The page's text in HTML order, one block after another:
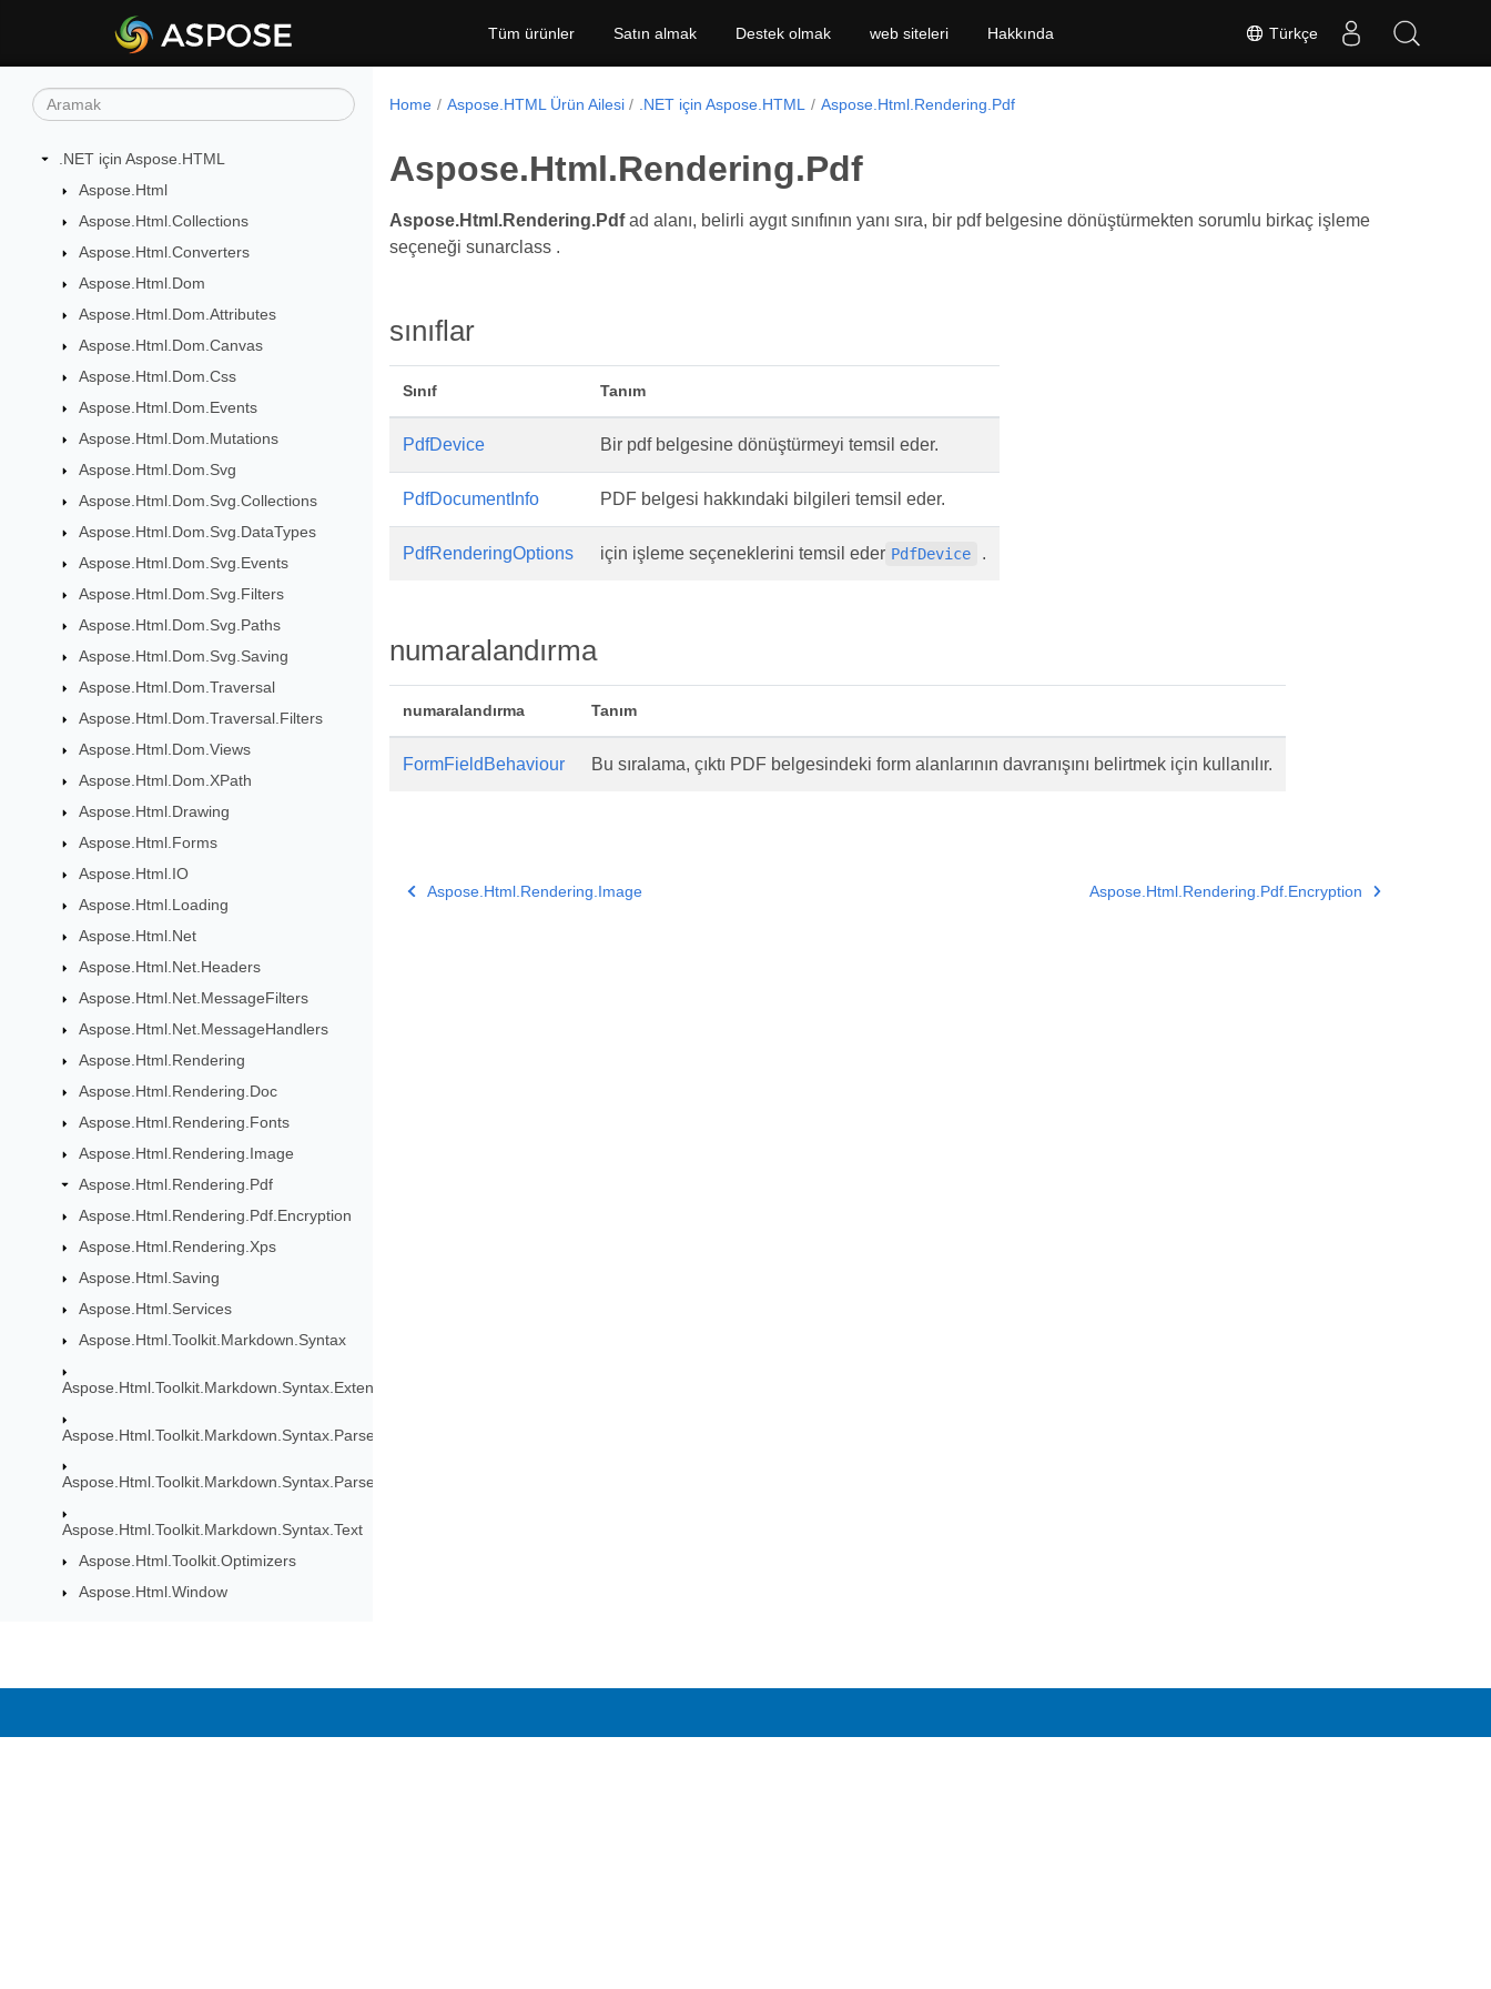
Türkçe
Tüm ürünler Satın almak Destek olmak web siteleri Hakkında
.NET için Aspose.HTML
Aspose.Html
Aspose.Html.Collections
Aspose.Html.Converters
Aspose.Html.Dom
Aspose.Html.Dom.Attributes
Aspose.Html.Dom.Canvas
Aspose.Html.Dom.Css
Aspose.Html.Dom.Events
Aspose.Html.Dom.Mutations
Aspose.Html.Dom.Svg
Aspose.Html.Dom.Svg.Collections
Aspose.Html.Dom.Svg.DataTypes
Aspose.Html.Dom.Svg.Events
Aspose.Html.Dom.Svg.Filters
Aspose.Html.Dom.Svg.Paths
Aspose.Html.Dom.Svg.Saving
Aspose.Html.Dom.Traversal
Aspose.Html.Dom.Traversal.Filters
Aspose.Html.Dom.Views
Aspose.Html.Dom.XPath
Aspose.Html.Drawing
Aspose.Html.Forms
Aspose.Html.IO
Aspose.Html.Loading
Aspose.Html.Net
Aspose.Html.Net.Headers
Aspose.Html.Net.MessageFilters
Aspose.Html.Net.MessageHandlers
Aspose.Html.Rendering
Aspose.Html.Rendering.Doc
Aspose.Html.Rendering.Fonts
Aspose.Html.Rendering.Image
Aspose.Html.Rendering.Pdf
Aspose.Html.Rendering.Pdf.Encryption
Aspose.Html.Rendering.Xps
Aspose.Html.Saving
Aspose.Html.Services
Aspose.Html.Toolkit.Markdown.Syntax
Aspose.Html.Toolkit.Markdown.Syntax.Extensions
Aspose.Html.Toolkit.Markdown.Syntax.Parser
Aspose.Html.Toolkit.Markdown.Syntax.Parser.Extensions.GFM
Aspose.Html.Toolkit.Markdown.Syntax.Text
Aspose.Html.Toolkit.Optimizers
Aspose.Html.Window
Home Aspose.HTML Ürün Ailesi .NET için Aspose.HTML Aspose.Html.Rendering.Pdf
Aspose.Html.Rendering.Pdf
Aspose.Html.Rendering.Pdfad alanı, belirli aygıt sınıfının yanı sıra, bir pdf belgesine dönüştürmekten sorumlu birkaç işleme
seçeneği sunarclass .
sınıflar
Sınıf Tanım
PdfDevice Bir pdf belgesine dönüştürmeyi temsil eder.
PdfDocumentInfo PDF belgesi hakkındaki bilgileri temsil eder.
PdfRenderingOptions için işleme seçeneklerini temsil eder PdfDevice .
numaralandırma
numaralandırma Tanım
FormFieldBehaviour Bu sıralama, çıktı PDF belgesindeki form alanlarının davranışını belirtmek için kullanılır.
Aspose.Html.Rendering.Image Aspose.Html.Rendering.Pdf.Encryption